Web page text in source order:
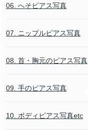
06. へそピアス写真
07. ニップルピアス写真
08. 首・胸元のピアス写真
09. 手のピアス写真
10. ボディピアス写真etc